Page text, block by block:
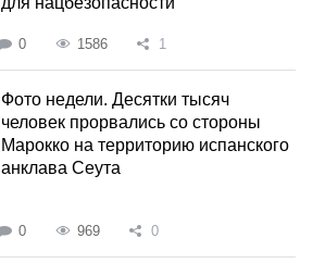
0 1586 1
Фото недели. Десятки тысяч
человек прорвались со стороны
Марокко на территорию испанского
анклава Сеута
0 969 0